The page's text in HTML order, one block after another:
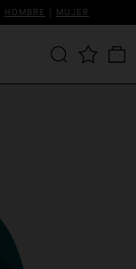
HOMBRE | MUJER